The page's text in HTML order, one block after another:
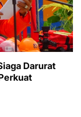
Darurat